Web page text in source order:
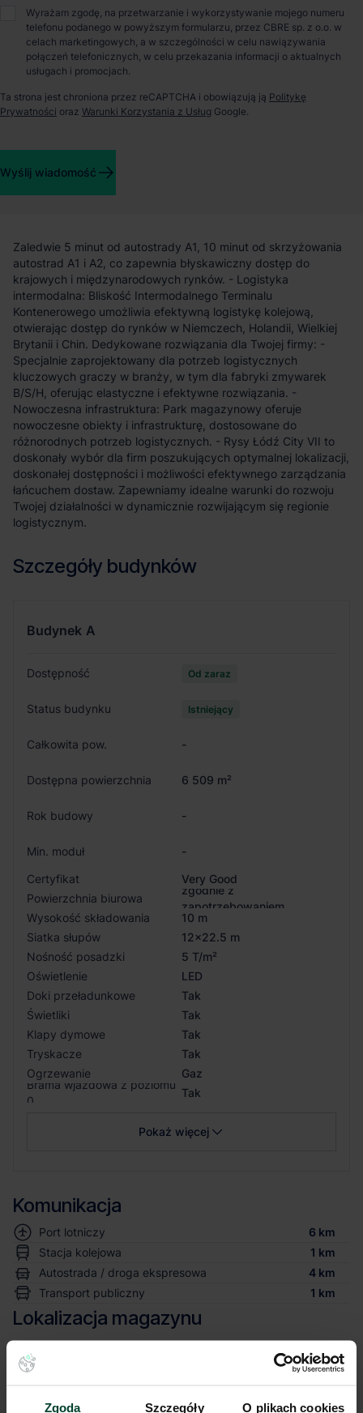
Zgoda Szczegóły O plikach cookies
O parku
Rysy Łódź City VII to nowoczesny park magazynowy,
strategicznie zlokalizowany w sercu Centralno europejskiego
poszukujących efektywnej przestrzeni logistycznej. Idealne
położenie, doskonała dostępność: - Strategiczna lokalizacja:
Część rozległego parku logistycznego o łącznej powierzchni
230 000 m², zlokalizowanego w Centralno europejskim Węźle
Zaledwie 5 minut od autostrady A1, 10 minut od skrzyżowania
autostrad A1 i A2, co zapewnia błyskawiczny dostęp do
krajowych i międzynarodowych rynków. - Logistyka
intermodalna: Bliskość Intermodalnego Terminalu
Kontenerowego umożliwia efektywną logistykę kolejową,
otwierając dostęp do rynków w Niemczech, Holandii, Wielkiej
Brytanii i Chin. Dedykowane rozwiązania dla Twojej firmy: -
Specjalnie zaprojektowany dla potrzeb logistycznych
kluczowych graczy w branży, w tym dla fabryki zmywarek
B/S/H, oferując elastyczne i efektywne rozwiązania. -
Nowoczesna infrastruktura: Park magazynowy oferuje
nowoczesne obiekty i infrastrukturę, dostosowane do
różnorodnych potrzeb logistycznych. - Rysy Łódź City VII to
doskonały wybór dla firm poszukujących optymalnej lokalizacji,
doskonałej dostępności i możliwości efektywnego zarządzania
łańcuchem dostaw. Zapewniamy idealne warunki do rozwoju
Twojej działalności w dynamicznie rozwijającym się regionie
logistycznym.
Szczegóły budynków
Budynek A
Dostępność Od zaraz
Status budynku Istniejący
Całkowita pow. -
Dostępna powierzchnia 6 509 m²
Rok budowy -
Min. moduł
-
Certyfikat
Very Good
Powierzchnia biurowa
zgodnie z
zapotrzebowaniem
Wysokość składowania
10 m
Siatka słupów
12x22.5 m
Nośność posadzki
5 T/m²
Oświetlenie
LED
Doki przeładunkowe
Tak
Świetliki
Tak
Klapy dymowe
Tak
Tryskacze
Tak
Ogrzewanie
Gaz
Brama wjazdowa z poziomu
0
Tak
Pokaż więcej
Komunikacja
Port lotniczy
6 km
Stacja kolejowa
1 km
Autostrada / droga ekspresowa
4 km
Transport publiczny
1 km
Lokalizacja magazynu
Niniejsze ogłoszenie ma charakter wyłącznie informacyjny i nie stanowi
odpowiada za ewentualne błędy lub nieaktualność ogłoszenia.
Wyrażam zgodę, na przetwarzanie i wykorzystywanie mojego numeru
telefonu podanego w powyższym formularzu, przez CBRE sp. z o.o. w
celach marketingowych, a w szczególności w celu nawiązywania
połączeń telefonicznych, w celu przekazania informacji o aktualnych
usługach i promocjach.
Ta strona jest chroniona przez reCAPTCHA i obowiązują ją Politykę
Prywatności oraz Warunki Korzystania z Usług Google.
Wyślij wiadomość